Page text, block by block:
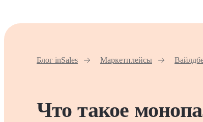
Блог inSales Маркетплейсы
Что такое